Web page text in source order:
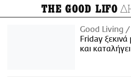
THE GOOD LIFO
Good Living
Friday ξεκινά
και